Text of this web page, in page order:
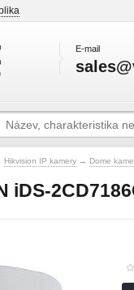
E-mail
Hikvision IP kamery → Dome
iDS-